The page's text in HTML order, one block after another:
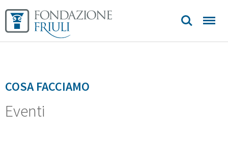
COSA FACCIAMO
Eventi